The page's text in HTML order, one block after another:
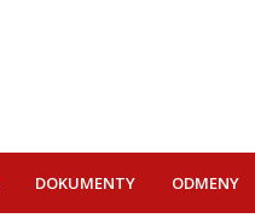
DOKUMENTY ODMENY